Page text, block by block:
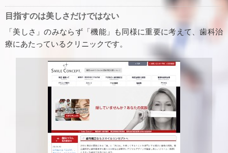
目指すのは美しさだけではない
「美しさ」のみならず「機能」も同様に重要に考えて、歯科治
療にあたっているクリニックです。